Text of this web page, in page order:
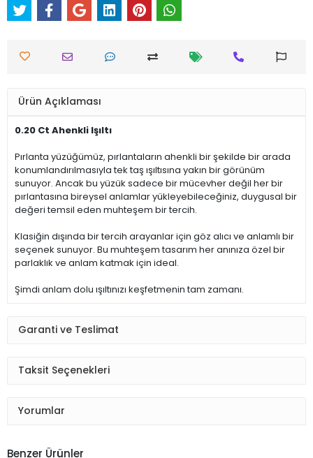
Ürün Açıklaması
0.20 Ct Ahenkli Işıltı
Pırlanta yüzüğümüz, pırlantaların ahenkli bir şekilde bir arada
konumlandırılmasıyla tek taş ışıltısına yakın bir görünüm
sunuyor. Ancak bu yüzük sadece bir mücevher değil her bir
pırlantasına bireysel anlamlar yükleyebileceğiniz, duygusal bir
değeri temsil eden muhteşem bir tercih.
Klasiğin dışında bir tercih arayanlar için göz alıcı ve anlamlı bir
seçenek sunuyor. Bu muhteşem tasarım her anınıza özel bir
parlaklık ve anlam katmak için ideal.
Şimdi anlam dolu ışıltınızı keşfetmenin tam zamanı.
Garanti ve Teslimat
Taksit Seçenekleri
Yorumlar
Benzer Ürünler